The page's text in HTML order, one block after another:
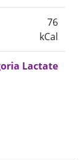
76
kCal
Lactate